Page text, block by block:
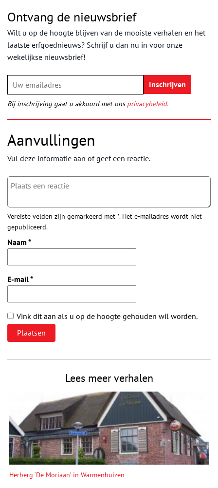
Ontvang de nieuwsbrief
Wilt u op de hoogte blijven van de mooiste verhalen en het
laatste erfgoednieuws? Schrijf u dan nu in voor onze
wekelijkse nieuwsbrief!
Bij inschrijving gaat u akkoord met ons privacybeleid.
Aanvullingen
Vul deze informatie aan of geef een reactie.
Vereiste velden zijn gemarkeerd met *. Het e-mailadres wordt niet
gepubliceerd.
Naam *
E-mail*
Vink dit aan als u op de hoogte gehouden wil worden.
Lees meer verhalen
Herberg ‘De Moriaan’ in Warmenhuizen